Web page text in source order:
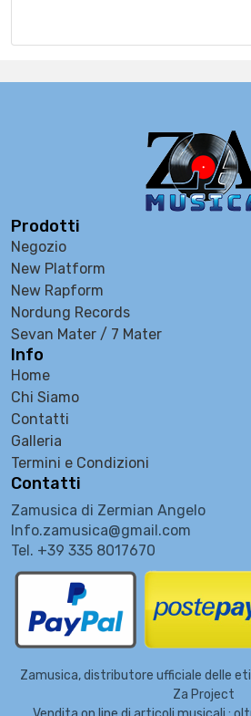
Prodotti
Negozio
New Platform
New Rapform
Nordung Records
Sevan Mater / 7 Mater
Info
Home
Chi Siamo
Contatti
Galleria
Termini e Condizioni
Contatti
Zamusica di Zermian Angelo
Info.zamusica@gmail.com
Tel. +39 335 8017670
Zamusica, distributore ufficiale delle
Za Project